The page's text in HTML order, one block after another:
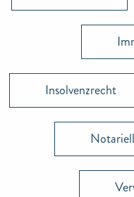
Insolvenzrecht